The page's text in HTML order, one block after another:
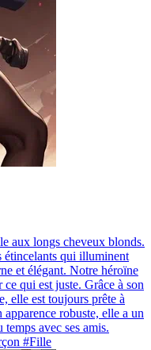
aux longs cheveux blonds.
étincelants qui illuminent
et élégant. Notre héroïne
qui est juste. Grâce à son
elle est toujours prête à
robuste, elle a un
avec ses amis.
#Fille